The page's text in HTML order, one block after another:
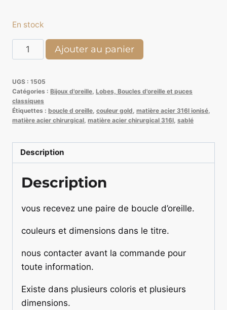
En stock
quantité
de
de
boucle
d'oreille
mm
Ajouter au panier
UGS : 1505
Catégories : Bijoux d'oreille Lobes, Boucles d'oreille et puces
classiques
Étiquettes : boucle d oreille couleur gold matière acier 316l ionisé
matière acier chirurgical matière acier chirurgical 316l sablé
Description
Description
vous recevez une paire de boucle d’oreille.
couleurs et dimensions dans le titre.
nous contacter avant la commande pour
toute information.
Existe dans plusieurs coloris et plusieurs
dimensions.